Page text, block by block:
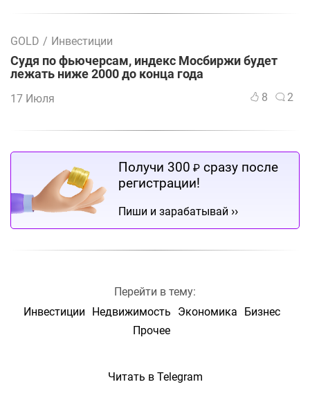
GOLD / Инвестиции
Судя по фьючерсам, индекс Мосбиржи будет
лежать ниже 2000 до конца года
17 Июля 8 2
Получи 300 ₽ сразу после
регистрации!
Пиши и зарабатывай ››
Перейти в тему:
Инвестиции
Недвижимость Экономика
Бизнес
Прочее
Читать в Telegram